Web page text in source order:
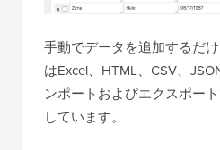
手動でデータを追加するだ
はExcel、HTML、CSV、
ンポートおよびエクスポー
しています。